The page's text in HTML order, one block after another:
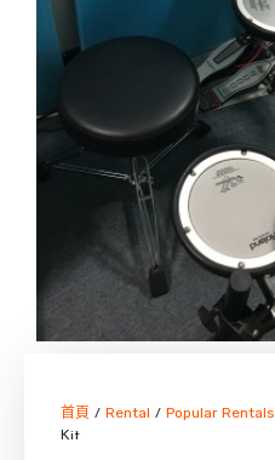
首頁 / Rental / Popular Rentals
Kit